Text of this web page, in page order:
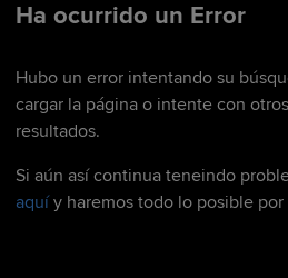
Ha ocurrido un Error
Hubo un error intentando su
cargar la página o intente con
resultados.
Si aún así continua teneindo
aquíy haremos todo lo posible por